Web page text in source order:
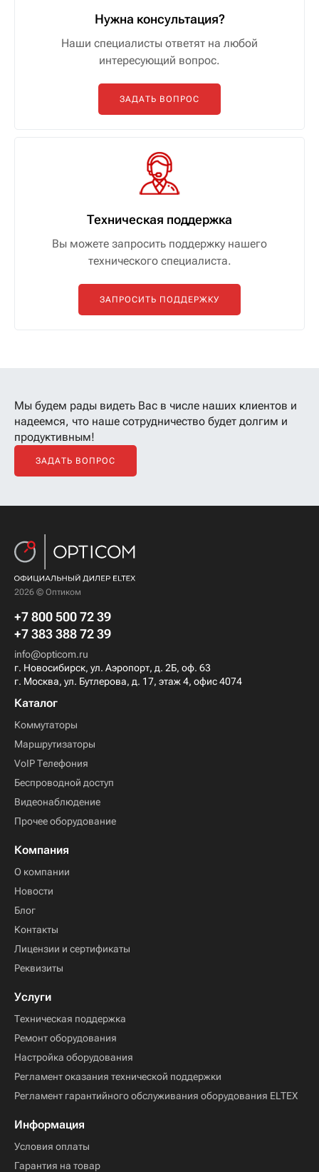
Нужна консультация?
Наши специалисты ответят на любой
интересующий вопрос.
ЗАДАТЬ ВОПРОС
Техническая поддержка
Вы можете запросить поддержку нашего
технического специалиста.
ЗАПРОСИТЬ ПОДДЕРЖКУ
Мы будем рады видеть Вас в числе наших клиентов и
надеемся, что наше сотрудничество будет долгим и
продуктивным!
ЗАДАТЬ ВОПРОС
2026 © Оптиком
+7 800 500 72 39
+7 383 388 72 39
info@opticom.ru
г. Новосибирск, ул. Аэропорт, д. 2Б, оф. 63
г. Москва, ул. Бутлерова, д. 17, этаж 4, офис 4074
Каталог
Коммутаторы
Маршрутизаторы
VoIP Телефония
Беспроводной доступ
Видеонаблюдение
Прочее оборудование
Компания
О компании
Новости
Блог
Контакты
Лицензии и сертификаты
Реквизиты
Услуги
Техническая поддержка
Ремонт оборудования
Настройка оборудования
Регламент оказания технической поддержки
Регламент гарантийного обслуживания оборудования ELTEX
Информация
Условия оплаты
Гарантия на товар